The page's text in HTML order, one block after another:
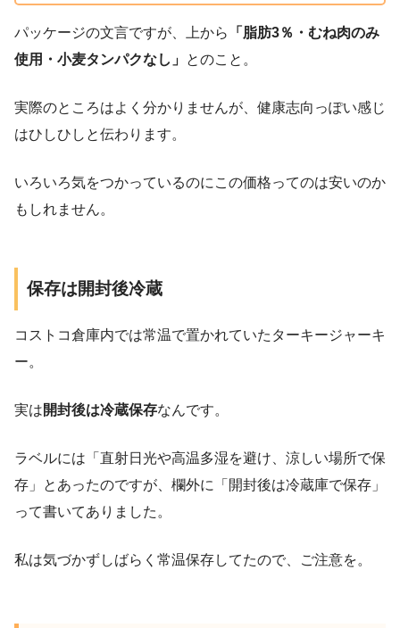
パッケージの文言ですが、上から
「脂肪3％・むね肉のみ
使用・小麦タンパクなし」 とのこと。
実際のところはよく分かりませんが、健康志向っぽい感じ
はひしひしと伝わります。
いろいろ気をつかっているのにこの価格ってのは安いのか
もしれません。
保存は開封後冷蔵
コストコ倉庫内では常温で置かれていたターキージャーキ
ー。
実は開封後は冷蔵保存なんです。
ラベルには「直射日光や高温多湿を避け、涼しい場所で保
存」とあったのですが、欄外に「開封後は冷蔵庫で保存」
って書いてありました。
私は気づかずしばらく常温保存してたので、ご注意を。